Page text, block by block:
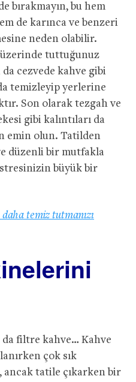
bırakmayın, bu hem
de karınca ve benzeri
neden olabilir.
üzerinde tuttuğunuz
cezvede kahve gibi
temizleyip yerlerine
Son olarak tezgah ve
gibi kalıntıları da
emin olun. Tatilden
düzenli bir mutfakla
büyük bir
daha temiz tutmanızı
da filtre kahve… Kahve
çok sık
tatile çıkarken bir